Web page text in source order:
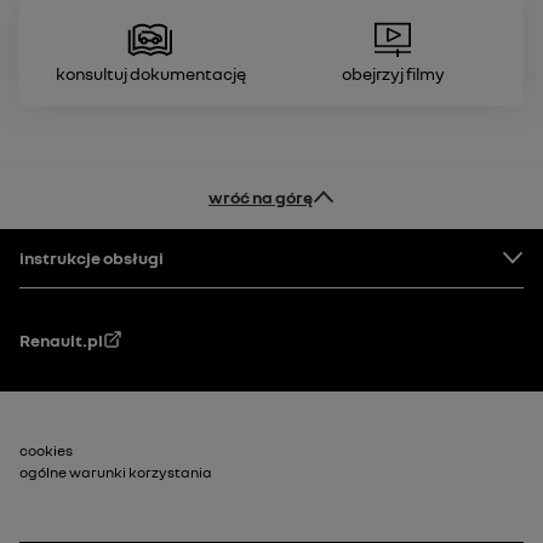
Konsultuj dokumentację Obejrzyj filmy
wróć na górę
Stopka
instrukcje obsługi
Renault.pl
Stopka_2
cookies
ogólne warunki korzystania